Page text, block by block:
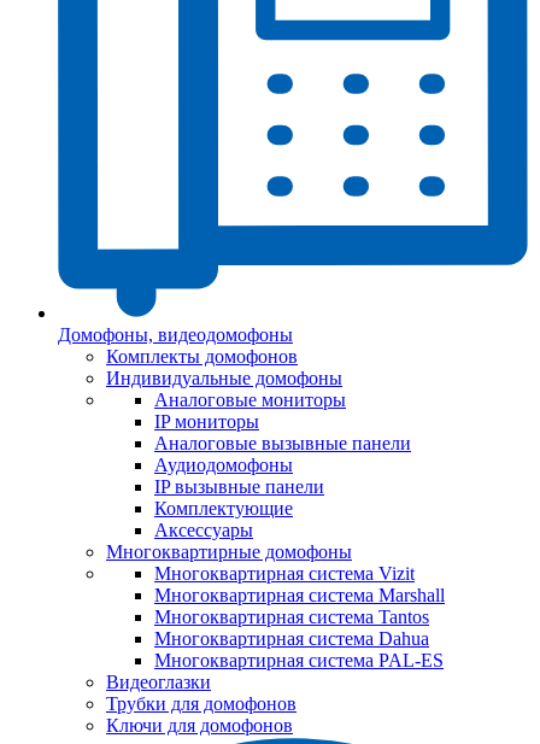
Домофоны, видеодомофоны
Комплекты домофонов
Индивидуальные домофоны
Аналоговые мониторы
IP мониторы
Аналоговые вызывные панели
Аудиодомофоны
IP вызывные панели
Комплектующие
Аксессуары
Многоквартирные домофоны
Многоквартирная система Vizit
Многоквартирная система Marshall
Многоквартирная система Tantos
Многоквартирная система Dahua
Многоквартирная система PAL-ES
Видеоглазки
Трубки для домофонов
Ключи для домофонов